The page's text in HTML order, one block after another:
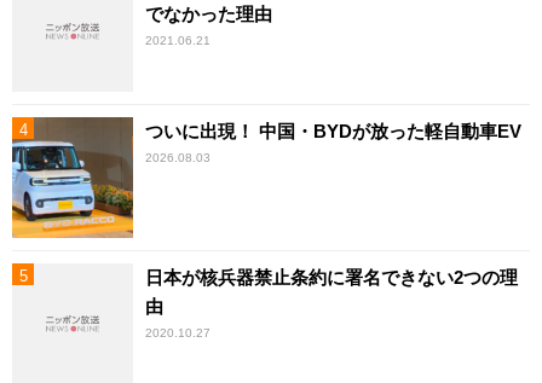
でなかった理由
2021.06.21
ついに出現！ 中国・BYDが放った軽自動車EV
2026.08.03
日本が核兵器禁止条約に署名できない2つの理
由
2020.10.27